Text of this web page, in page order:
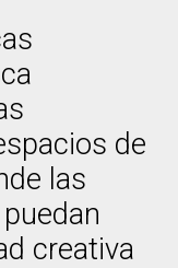
de
las
creativa